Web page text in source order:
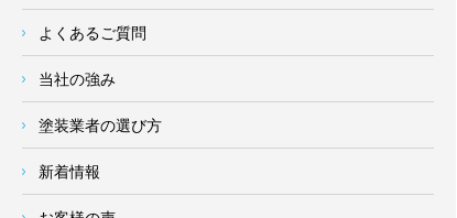
よくあるご質問
当社の強み
塗装業者の選び方
新着情報